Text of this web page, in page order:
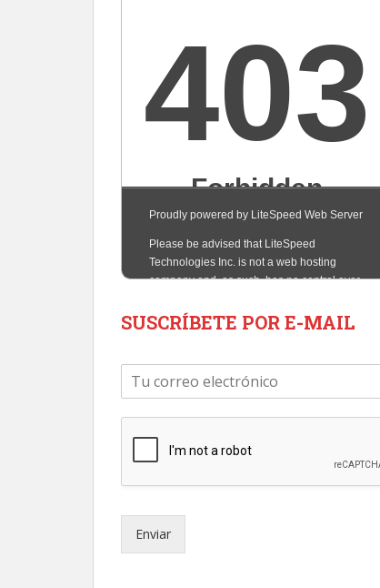
SUSCRÍBETE POR E-MAIL
C
e
e
t
Enviar